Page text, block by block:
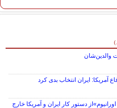
والدین‌شان
آمریکا: ایران انتخاب بدی کرد
دستور کار ایران و آمریکا خارج